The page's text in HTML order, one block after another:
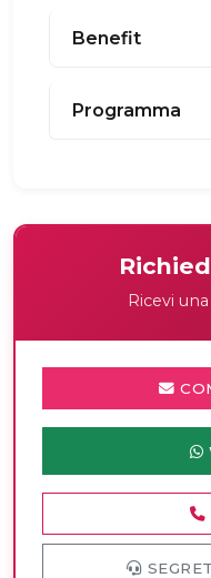
Benefit
Programma
Ricevi